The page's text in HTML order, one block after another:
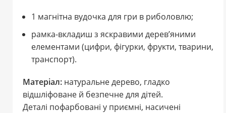
1 магнітна вудочка для гри в риболовлю;
рамка-вкладиш з яскравими дерев’яними
елементами (цифри, фігурки, фрукти, тварини,
транспорт).
Матеріал: натуральне дерево, гладко
відшліфоване й безпечне для дітей.
Деталі пофарбовані у приємні, насичені